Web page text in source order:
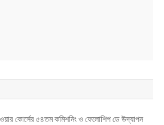
ওয়ার কোর্সের ৫৪তম কমিশনিং ও ফেলোশিপ ডে উদ্‌যাপন